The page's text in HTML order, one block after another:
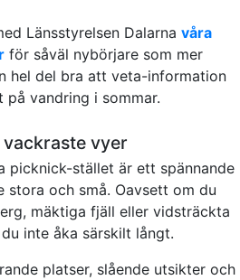
Länsstyrelsen Dalarna våra
för såväl nybörjare som mer
hel del bra att veta-information
vandring i sommar.
vyer
picknick-stället är ett spännande
stora och små. Oavsett om du
mäktiga fjäll eller vidsträckta
inte åka särskilt långt.
platser, slående utsikter och